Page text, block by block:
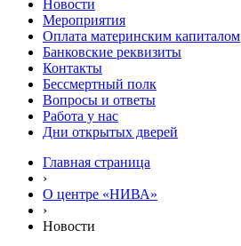
Новости
Мероприятия
Оплата материнским капиталом
Банковские реквизиты
Контакты
Бессмертный полк
Вопросы и ответы
Работа у нас
Дни открытых дверей
Главная страница
›
О центре «НИВА»
›
Новости